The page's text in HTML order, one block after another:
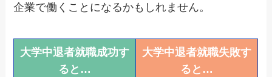
企業で働くことになるかもしれません。
大学中退者就職成功す
ると…
大学中退者就職失敗す
ると…